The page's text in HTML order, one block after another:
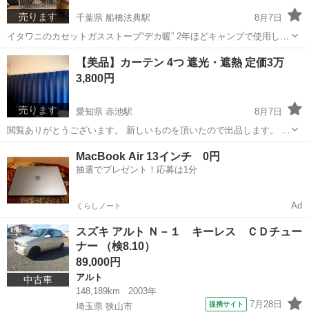
売ります 千葉県 船橋法典駅
8月7日
イタワニのカセットガスストーブ“デカ暖” 2年ほどキャンプで使用しま
した。 使用感、傷、汚れありますが、問題なく使えます。
https://www.iwatani.co.jp/jpn/consumer/products/...
千葉 船橋市 船橋法典駅 季節、空調家電 ガスストーブ
売ります
【美品】カーテン 4つ 遮光・遮熱 定価3万
3,800円
愛知県 赤池駅
8月7日
閲覧ありがとうございます。 新しいものを頂いたので出品します。 何
でも気軽にお聞きください。 ■ サイズ ・縦170cm x 横150cm が2枚
・縦110cm x 横100cm が2枚 カーテンタッセルが6つあるの...
中古車
スズキ アルト Ｎ－１ キーレス ＣＤチュー
ナー （検8.10）
89,000円
アルト
148,189km
2003年
埼玉県 狭山市
提携サイト 7月28日